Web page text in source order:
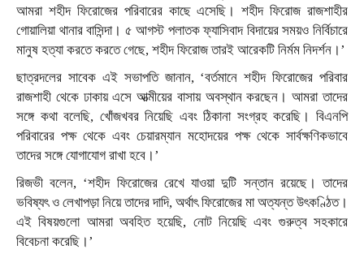
আমরা শহীদ ফিরোজের পরিবারের কাছে এসেছি। শহীদ ফিরোজ রাজশাহীর
গোয়ালিয়া থানার বাসিন্দা। ৫ আগস্ট পলাতক ফ্যাসিবাদ বিদায়ের সময়ও নির্বিচারে
মানুষ হত্যা করতে করতে গেছে, শহীদ ফিরোজ তারই আরেকটি নির্মম নিদর্শন।’
ছাত্রদলের সাবেক এই সভাপতি জানান, ‘বর্তমানে শহীদ ফিরোজের পরিবার
রাজশাহী থেকে ঢাকায় এসে আত্মীয়ের বাসায় অবস্থান করছেন। আমরা তাদের
সঙ্গে কথা বলেছি, খোঁজখবর নিয়েছি এবং ঠিকানা সংগ্রহ করেছি। বিএনপি
পরিবারের পক্ষ থেকে এবং চেয়ারম্যান মহোদয়ের পক্ষ থেকে সার্বক্ষণিকভাবে
তাদের সঙ্গে যোগাযোগ রাখা হবে।’
রিজভী বলেন, ‘শহীদ ফিরোজের রেখে যাওয়া দুটি সন্তান রয়েছে। তাদের
ভবিষ্যৎ ও লেখাপড়া নিয়ে তাদের দাদি, অর্থাৎ ফিরোজের মা অত্যন্ত উৎকণ্ঠিত।
এই বিষয়গুলো আমরা অবহিত হয়েছি, নোট নিয়েছি এবং গুরুত্ব সহকারে
বিবেচনা করেছি।’